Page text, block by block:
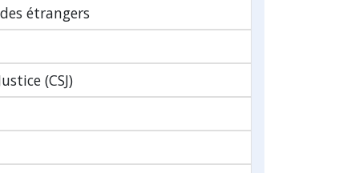
étrangers
(CSJ)